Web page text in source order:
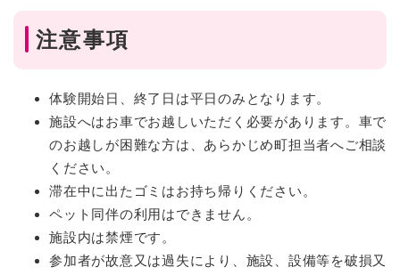
注意事項
体験開始日、終了日は平日のみとなります。
施設へはお車でお越しいただく必要があります。車で
のお越しが困難な方は、あらかじめ町担当者へご相談
ください。
滞在中に出たゴミはお持ち帰りください。
ペット同伴の利用はできません。
施設内は禁煙です。
参加者が故意又は過失により、施設、設備等を破損又